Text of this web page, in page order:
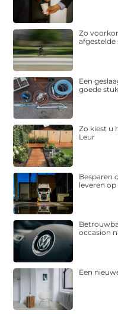
Zo
afgestelde
Een
goede
Zo kiest u
Leur
Besparen
leveren
occasion
Een